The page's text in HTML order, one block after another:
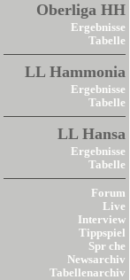
Oberliga HH
Ergebnisse
Tabelle
LL Hammonia
Ergebnisse
Tabelle
LL Hansa
Ergebnisse
Tabelle
Forum
Live
Interview
Tippspiel
Spr che
Newsarchiv
Tabellenarchiv